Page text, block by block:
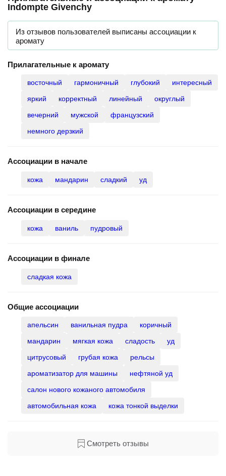
Из отзывов пользователей выписаны ассоциации к
Прилагательные к аромату
Ассоциации в начале
Ассоциации в середине
пудровый
Ассоциации в финале
Общие ассоциации
апельсин ванильная пудра
грубая кожа
рельсы
нефтяной уд
салон нового кожаного автомобиля
автомобильная кожа
кожа тонкой выделки